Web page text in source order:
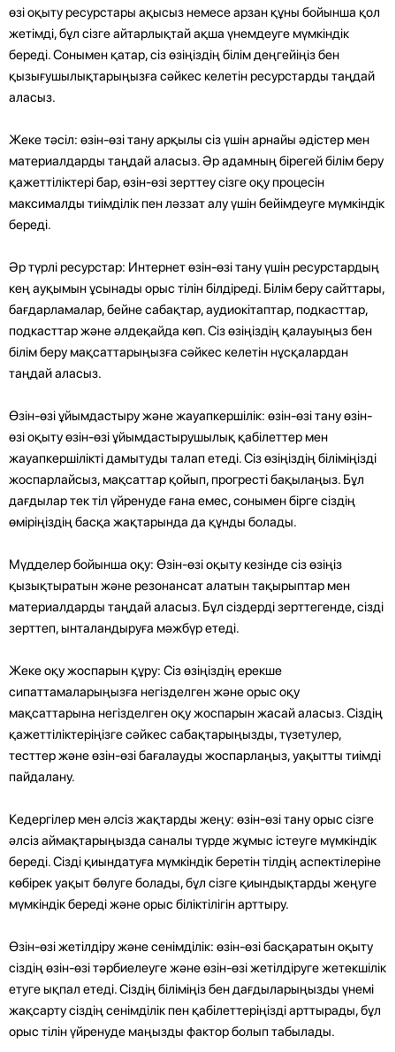
өзі оқыту ресурстары ақысыз немесе арзан құны бойынша қол
жетімді, бұл сізге айтарлықтай ақша үнемдеуге мүмкіндік
береді. Сонымен қатар, сіз өзіңіздің білім деңгейіңіз бен
қызығушылықтарыңызға сәйкес келетін ресурстарды таңдай
аласыз.
Жеке тәсіл: өзін-өзі тану арқылы сіз үшін арнайы әдістер мен
материалдарды таңдай аласыз. Әр адамның бірегей білім беру
қажеттіліктері бар, өзін-өзі зерттеу сізге оқу процесін
максималды тиімділік пен ләззат алу үшін бейімдеуге мүмкіндік
береді.
Әр түрлі ресурстар: Интернет өзін-өзі тану үшін ресурстардың
кең ауқымын ұсынады орыс тілін білдіреді. Білім беру сайттары,
бағдарламалар, бейне сабақтар, аудиокітаптар, подкасттар,
подкасттар және әлдеқайда көп. Сіз өзіңіздің қалауыңыз бен
білім беру мақсаттарыңызға сәйкес келетін нұсқалардан
таңдай аласыз.
Өзін-өзі ұйымдастыру және жауапкершілік: өзін-өзі тану өзін-
өзі оқыту өзін-өзі ұйымдастырушылық қабілеттер мен
жауапкершілікті дамытуды талап етеді. Сіз өзіңіздің біліміңізді
жоспарлайсыз, мақсаттар қойып, прогресті бақылаңыз. Бұл
дағдылар тек тіл үйренуде ғана емес, сонымен бірге сіздің
өміріңіздің басқа жақтарында да құнды болады.
Мүдделер бойынша оқу: Өзін-өзі оқыту кезінде сіз өзіңіз
қызықтыратын және резонансат алатын тақырыптар мен
материалдарды таңдай аласыз. Бұл сіздерді зерттегенде, сізді
зерттеп, ынталандыруға мәжбүр етеді.
Жеке оқу жоспарын құру: Сіз өзіңіздің ерекше
сипаттамаларыңызға негізделген және орыс оқу
мақсаттарына негізделген оқу жоспарын жасай аласыз. Сіздің
қажеттіліктеріңізге сәйкес сабақтарыңызды, түзетулер,
тесттер және өзін-өзі бағалауды жоспарлаңыз, уақытты тиімді
пайдалану.
Кедергілер мен әлсіз жақтарды жеңу: өзін-өзі тану орыс сізге
әлсіз аймақтарыңызда саналы түрде жұмыс істеуге мүмкіндік
береді. Сізді қиындатуға мүмкіндік беретін тілдің аспектілеріне
көбірек уақыт бөлуге болады, бұл сізге қиындықтарды жеңуге
мүмкіндік береді және орыс біліктілігін арттыру.
Өзін-өзі жетілдіру және сенімділік: өзін-өзі басқаратын оқыту
сіздің өзін-өзі тәрбиелеуге және өзін-өзі жетілдіруге жетекшілік
етуге ықпал етеді. Сіздің біліміңіз бен дағдыларыңызды үнемі
жақсарту сіздің сенімділік пен қабілеттеріңізді арттырады, бұл
орыс тілін үйренуде маңызды фактор болып табылады.